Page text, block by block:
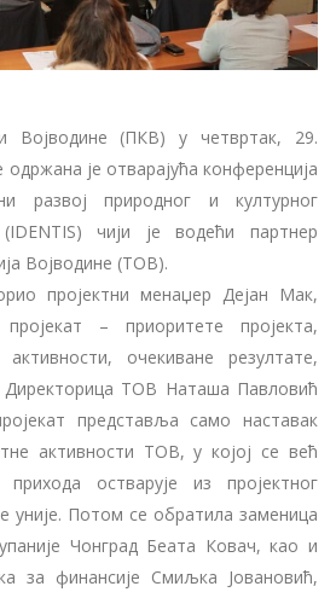
Војводине (ПКВ) у четвртак, 29.
је отварајућа конференција
развој природног и културног
чији је водећи партнер
Војводине (ТОВ).
пројектни менаџер Дејан Мак,
– приоритете пројекта,
очекиване резултате,
ТОВ Наташа Павловић
представља само наставак
активности ТОВ, у којој се већ
остварује из пројектног
уније. Потом се обратила заменица
Чонград Беата Ковач, као и
за финансије Смиљка Јовановић,